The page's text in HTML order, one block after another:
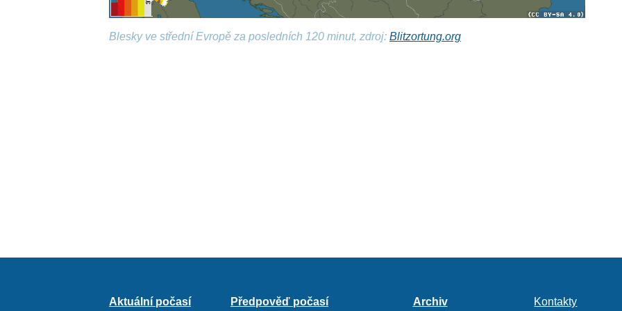
Blesky ve střední Evropě za posledních 120 minut, zdroj:Blitzortung.org
Aktuální počasí Předpověď počasí Archiv Kontakty